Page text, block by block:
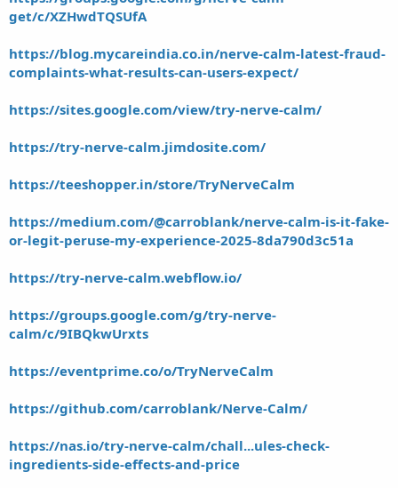
get/c/XZHwdTQSUfA
https://blog.mycareindia.co.in/nerve-calm-latest-fraud-
complaints-what-results-can-users-expect/
https://sites.google.com/view/try-nerve-calm/
https://try-nerve-calm.jimdosite.com/
https://teeshopper.in/store/TryNerveCalm
https://medium.com/@carroblank/nerve-calm-is-it-fake-
or-legit-peruse-my-experience-2025-8da790d3c51a
https://try-nerve-calm.webflow.io/
https://groups.google.com/g/try-nerve-
calm/c/9IBQkwUrxts
https://eventprime.co/o/TryNerveCalm
https://github.com/carroblank/Nerve-Calm/
https://nas.io/try-nerve-calm/chall...ules-check-
ingredients-side-effects-and-price